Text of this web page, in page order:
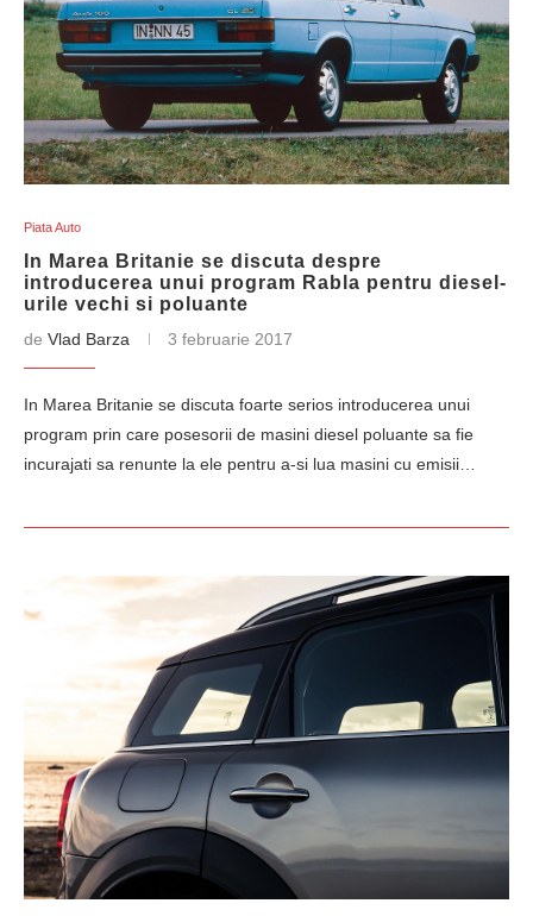
Piata Auto
In Marea Britanie se discuta despre
introducerea unui program Rabla pentru diesel-
urile vechi si poluante
de Vlad Barza 3 februarie 2017
In Marea Britanie se discuta foarte serios introducerea unui
program prin care posesorii de masini diesel poluante sa fie
incurajati sa renunte la ele pentru a-si lua masini cu emisii…